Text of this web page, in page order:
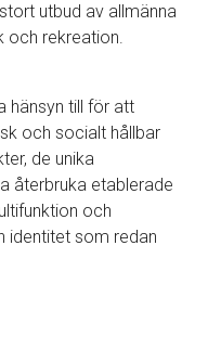
utbud av allmänna
och rekreation.
hänsyn till för att
och socialt hållbar
de unika
återbruka etablerade
och
identitet som redan